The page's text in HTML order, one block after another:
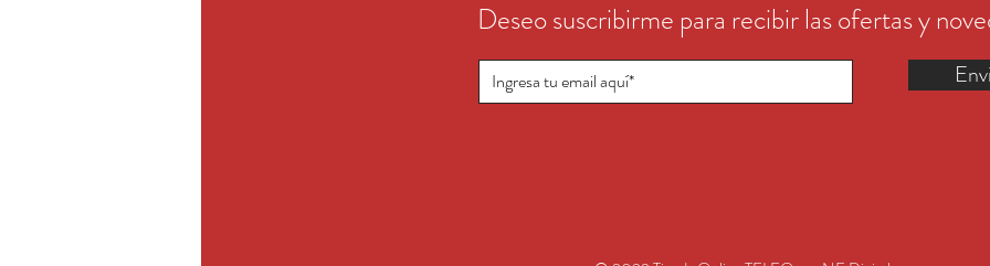
Deseo suscribirme para recibir las ofertas y